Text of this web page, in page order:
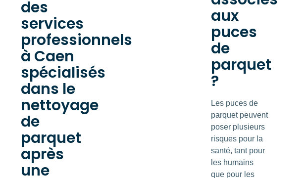
des
services
professionnels
à Caen
spécialisés
dans le
nettoyage
de
parquet
après
une
aux
puces
de
parquet
?
Les puces de
parquet peuvent
poser plusieurs
risques pour la
santé, tant pour
les humains
que pour les